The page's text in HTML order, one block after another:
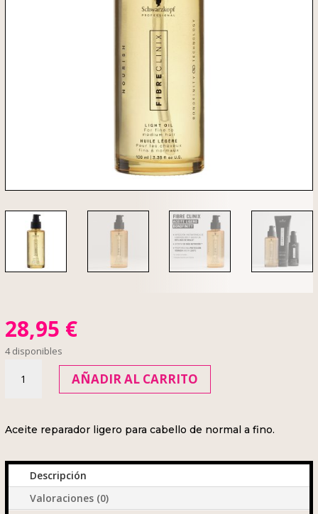
28,95 €
4 disponibles
CLINIX
Bondfinity
cantidad
AÑADIR AL CARRITO
Aceite reparador ligero para cabello de normal a fino.
Descripción
Valoraciones (0)